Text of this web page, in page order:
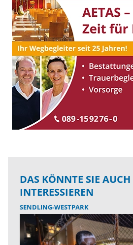
DAS KÖNNTE SIE AUCH
INTERESSIEREN
SENDLING-WESTPARK